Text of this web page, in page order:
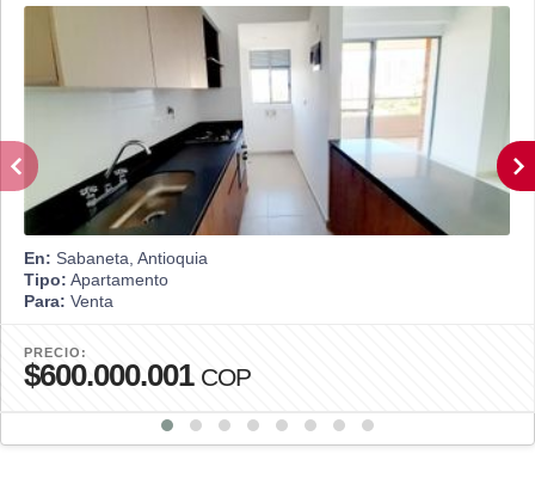
En: Sabaneta, Antioquia
Tipo: Apartamento
Para: Venta
PRECIO:
$600.000.001 COP